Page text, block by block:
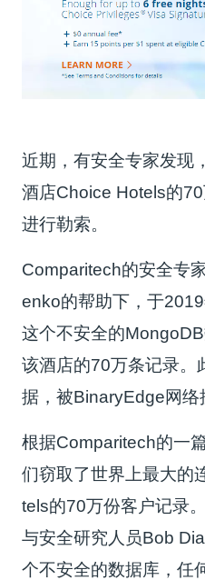
近期，有安全专家发现
酒店Choice Hotels的
进行勒索。
Comparitech的安全专
enko的帮助下，于
这个不安全的
该酒店的70万条记录。
据，被BinaryEdge网络
根据Comparitech的一
们窃取了世界上最大的
tels的70万份客户记录
与安全研究人员Bob
个不安全的数据库，任